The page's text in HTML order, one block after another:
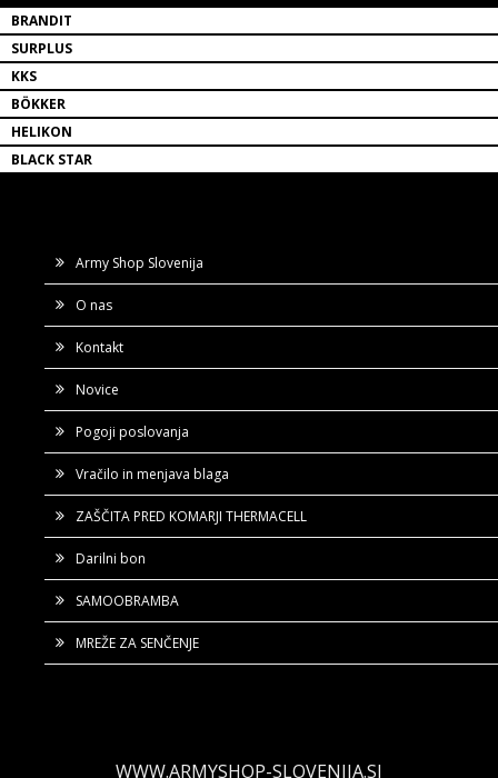
BRANDIT
SURPLUS
KKS
BÖKKER
HELIKON
BLACK STAR
Army Shop Slovenija
O nas
Kontakt
Novice
Pogoji poslovanja
Vračilo in menjava blaga
ZAŠČITA PRED KOMARJI THERMACELL
Darilni bon
SAMOOBRAMBA
MREŽE ZA SENČENJE
WWW.ARMYSHOP-SLOVENIJA.SI